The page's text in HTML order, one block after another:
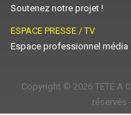
Soutenez notre projet !
ESPACE PRESSE / TV
Espace professionnel média
Copyright © 2026 TETE A
réservés